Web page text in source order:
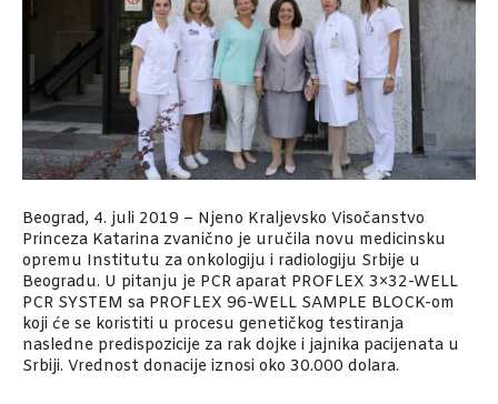
Beograd, 4. juli 2019 – Njeno Kraljevsko Visočanstvo
Princeza Katarina zvanično je uručila novu medicinsku
opremu Institutu za onkologiju i radiologiju Srbije u
Beogradu. U pitanju je PCR aparat PROFLEX 3×32-WELL
PCR SYSTEM sa PROFLEX 96-WELL SAMPLE BLOCK-om
koji će se koristiti u procesu genetičkog testiranja
nasledne predispozicije za rak dojke i jajnika pacijenata u
Srbiji. Vrednost donacije iznosi oko 30.000 dolara.